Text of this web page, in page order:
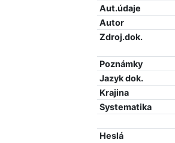
Aut.údaje
Autor
Zdroj.dok.
Poznámky
Jazyk dok.
Krajina
Systematika
Heslá